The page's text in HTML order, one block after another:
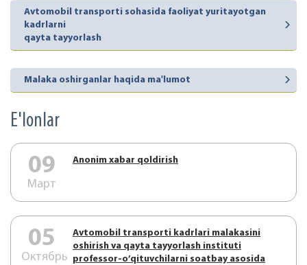
Avtomobil transporti sohasida faoliyat yuritayotgan
kadrlarni
qayta tayyorlash
Malaka oshirganlar haqida ma'lumot
E'lonlar
09
Март
Аnonim xabar qoldirish
05
Октябрь
Аvtоmоbil trаnspоrti kаdrlаri mаlаkаsini
оshirish vа qаytа tаyyorlаsh instituti
prоfеssоr-o’qituvchilаrni sоаtbаy аsоsidа